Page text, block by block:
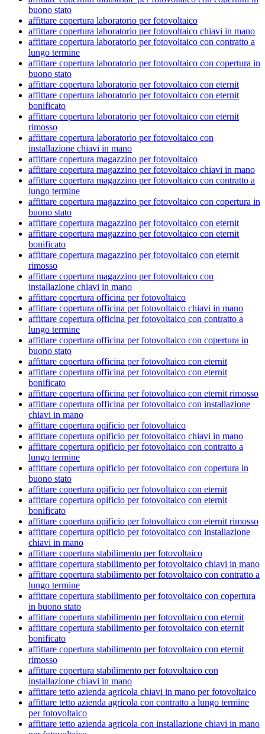
buono stato
affittare copertura laboratorio per fotovoltaico
affittare copertura laboratorio per fotovoltaico chiavi in mano
affittare copertura laboratorio per fotovoltaico con contratto a
lungo termine
affittare copertura laboratorio per fotovoltaico con copertura in
buono stato
affittare copertura laboratorio per fotovoltaico con eternit
affittare copertura laboratorio per fotovoltaico con eternit
bonificato
affittare copertura laboratorio per fotovoltaico con eternit
rimosso
affittare copertura laboratorio per fotovoltaico con
installazione chiavi in mano
affittare copertura magazzino per fotovoltaico
affittare copertura magazzino per fotovoltaico chiavi in mano
affittare copertura magazzino per fotovoltaico con contratto a
lungo termine
affittare copertura magazzino per fotovoltaico con copertura in
buono stato
affittare copertura magazzino per fotovoltaico con eternit
affittare copertura magazzino per fotovoltaico con eternit
bonificato
affittare copertura magazzino per fotovoltaico con eternit
rimosso
affittare copertura magazzino per fotovoltaico con
installazione chiavi in mano
affittare copertura officina per fotovoltaico
affittare copertura officina per fotovoltaico chiavi in mano
affittare copertura officina per fotovoltaico con contratto a
lungo termine
affittare copertura officina per fotovoltaico con copertura in
buono stato
affittare copertura officina per fotovoltaico con eternit
affittare copertura officina per fotovoltaico con eternit
bonificato
affittare copertura officina per fotovoltaico con eternit rimosso
affittare copertura officina per fotovoltaico con installazione
chiavi in mano
affittare copertura opificio per fotovoltaico
affittare copertura opificio per fotovoltaico chiavi in mano
affittare copertura opificio per fotovoltaico con contratto a
lungo termine
affittare copertura opificio per fotovoltaico con copertura in
buono stato
affittare copertura opificio per fotovoltaico con eternit
affittare copertura opificio per fotovoltaico con eternit
bonificato
affittare copertura opificio per fotovoltaico con eternit rimosso
affittare copertura opificio per fotovoltaico con installazione
chiavi in mano
affittare copertura stabilimento per fotovoltaico
affittare copertura stabilimento per fotovoltaico chiavi in mano
affittare copertura stabilimento per fotovoltaico con contratto a
lungo termine
affittare copertura stabilimento per fotovoltaico con copertura
in buono stato
affittare copertura stabilimento per fotovoltaico con eternit
affittare copertura stabilimento per fotovoltaico con eternit
bonificato
affittare copertura stabilimento per fotovoltaico con eternit
rimosso
affittare copertura stabilimento per fotovoltaico con
installazione chiavi in mano
affittare tetto azienda agricola chiavi in mano per fotovoltaico
affittare tetto azienda agricola con contratto a lungo termine
per fotovoltaico
affittare tetto azienda agricola con installazione chiavi in mano